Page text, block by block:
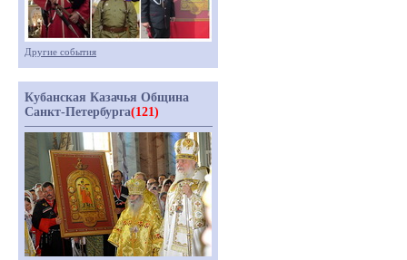
Другие события
Кубанская Казачья Община
Санкт-Петербурга(121)